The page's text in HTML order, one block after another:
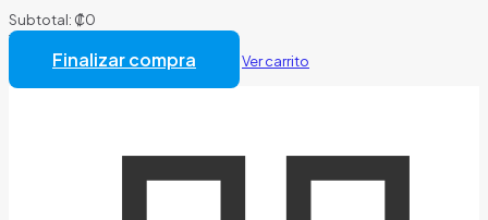
Subtotal: ₡0
Total:
Finalizar compra Ver carrito